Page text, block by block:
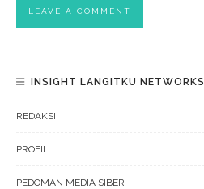
INSIGHT LANGITKU NETWORKS
REDAKSI
PROFIL
PEDOMAN MEDIA SIBER